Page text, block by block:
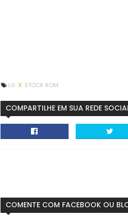
LG X STOCK ROM
COMPARTILHE EM SUA REDE
COMENTE COM FACEBOOK OU